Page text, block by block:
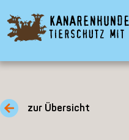
zur Übersicht